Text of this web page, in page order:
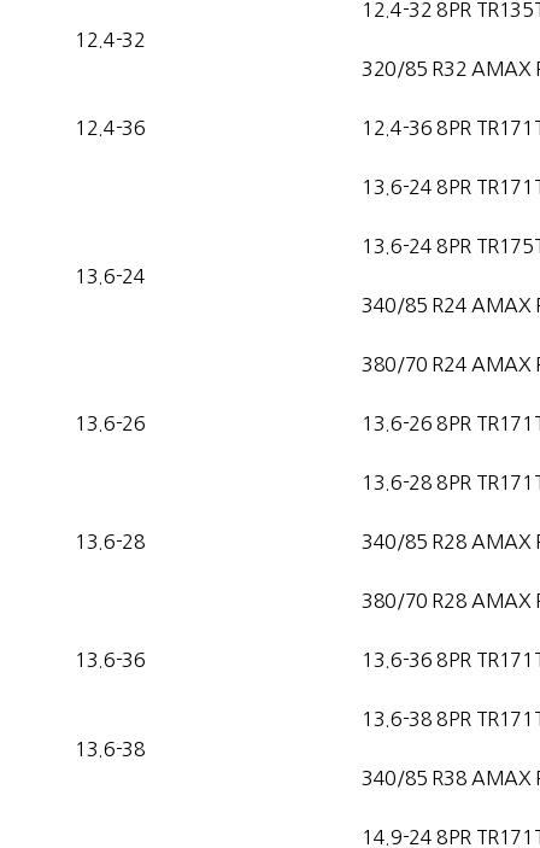
12.4-32
12.4-32 8PR
320/85 R32 AMAX
12.4-36 12.4-36 8PR
13.6-24
13.6-24 8PR
13.6-24 8PR
340/85 R24 AMAX
380/70 R24 AMAX
13.6-26 13.6-26 8PR
13.6-28
13.6-28 8PR
340/85 R28 AMAX
380/70 R28 AMAX
13.6-36 13.6-36 8PR
13.6-38
13.6-38 8PR
340/85 R38 AMAX
14.9-24 8PR